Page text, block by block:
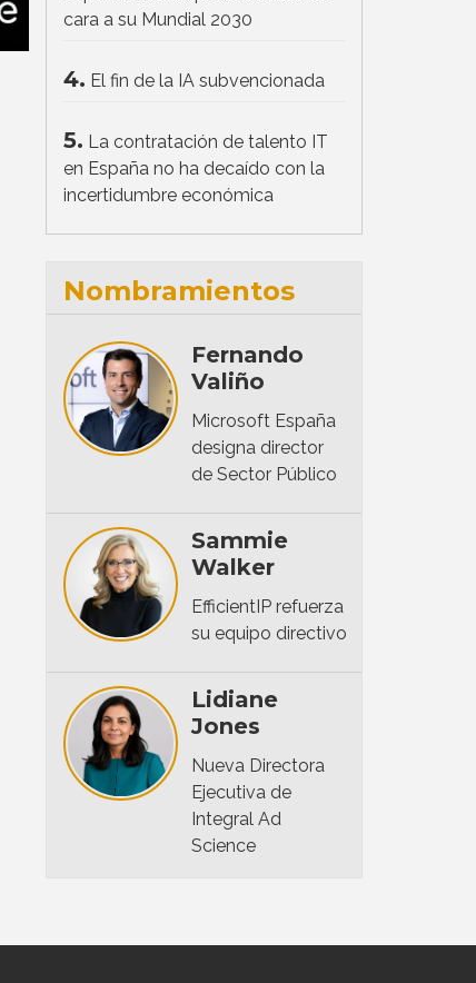
cara a su Mundial 2030
4. El fin de la IA subvencionada
5. La contratación de talento IT
en España no ha decaído con la
incertidumbre económica
Nombramientos
Fernando
Valiño
Microsoft España
designa director
de Sector Público
Sammie
Walker
EfficientIP refuerza
su equipo directivo
Lidiane
Jones
Nueva Directora
Ejecutiva de
Integral Ad
Science